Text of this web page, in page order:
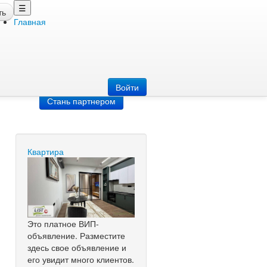
☰
Главная
Войти
Стань партнером
Квартира
Это платное ВИП-
объявление. Разместите
здесь свое объявление и
его увидит много клиентов.